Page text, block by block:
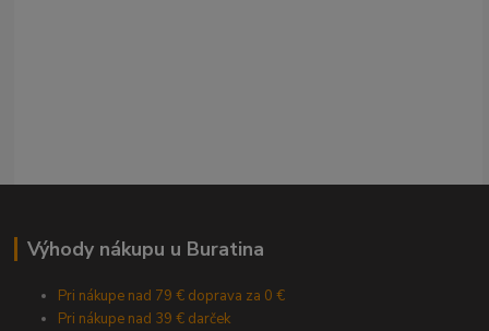
Výhody nákupu u Buratina
Pri nákupe nad 79 € doprava za 0 €
Pri nákupe nad 39 € darček